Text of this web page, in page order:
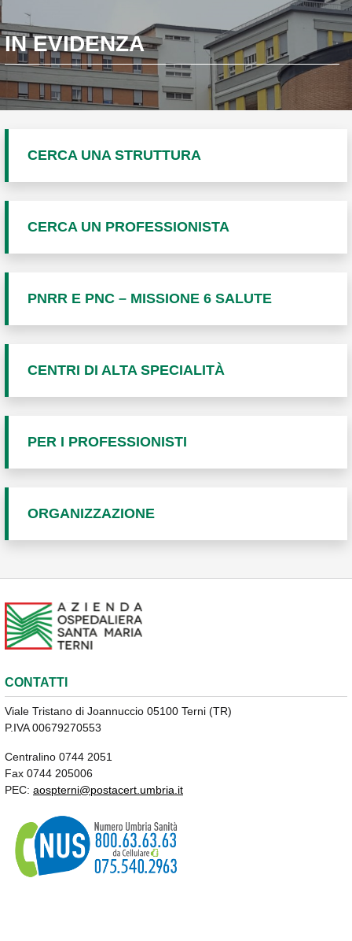
IN EVIDENZA
CERCA UNA STRUTTURA
CERCA UN PROFESSIONISTA
PNRR E PNC – MISSIONE 6 SALUTE
CENTRI DI ALTA SPECIALITÀ
PER I PROFESSIONISTI
ORGANIZZAZIONE
CONTATTI
Viale Tristano di Joannuccio 05100 Terni (TR)
P.IVA 00679270553
Centralino 0744 2051
Fax 0744 205006
PEC: aospterni@postacert.umbria.it